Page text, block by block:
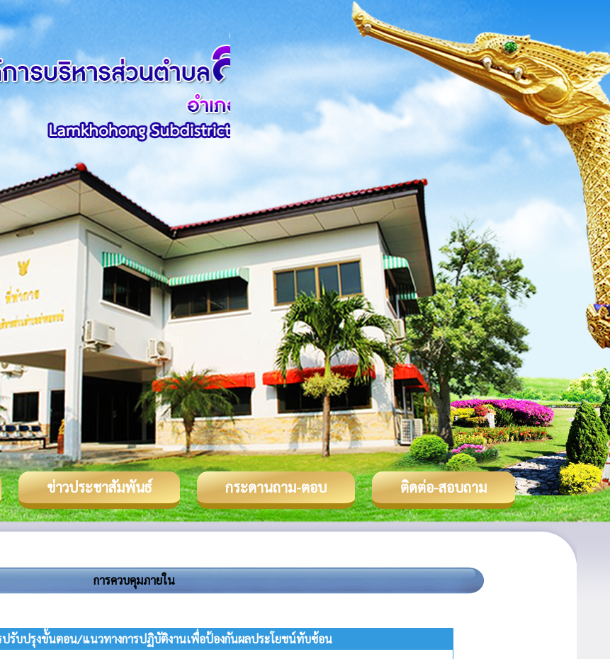
ข่าวประชาสัมพันธ์ กระดานถาม-ตอบ ติดต่อ-สอบถาม
การควบคุมภายใน
ปรับปรุงขั้นตอน/แนวทางการปฏิบัติงานเพื่อป้องกันผลประโยชน์ทับซ้อน